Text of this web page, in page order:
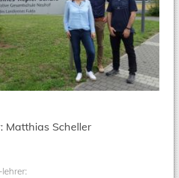
Matthias Scheller